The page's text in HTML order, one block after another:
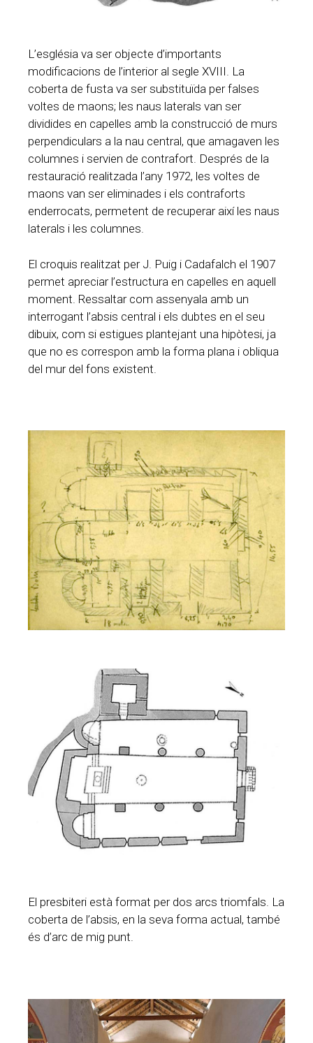
L’església va ser objecte d’importants
modificacions de l’interior al segle XVIII. La
coberta de fusta va ser substituïda per falses
voltes de maons; les naus laterals van ser
dividides en capelles amb la construcció de murs
perpendiculars a la nau central, que amagaven les
columnes i servien de contrafort. Després de la
restauració realitzada l’any 1972, les voltes de
maons van ser eliminades i els contraforts
enderrocats, permetent de recuperar així les naus
laterals i les columnes.
El croquis realitzat per J. Puig i Cadafalch el 1907
permet apreciar l’estructura en capelles en aquell
moment. Ressaltar com assenyala amb un
interrogant l’absis central i els dubtes en el seu
dibuix, com si estigues plantejant una hipòtesi, ja
que no es correspon amb la forma plana i obliqua
del mur del fons existent.
El presbiteri està format per dos arcs triomfals. La
coberta de l’absis, en la seva forma actual, també
és d’arc de mig punt.